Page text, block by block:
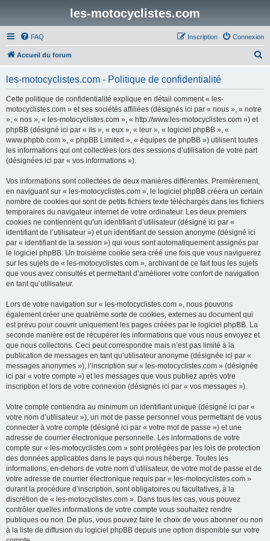
les-motocyclistes.com
FAQ Connexion
Inscription
Accueil du forum
les-motocyclistes.com - Politique de confidentialité
Cette politique de confidentialité explique en détail comment « les-
motocyclistes.com » et ses sociétés affiliées (désignés ici par « nous », « notre
», « nos », « les-motocyclistes.com », « http://www.les-motocyclistes.com ») et
phpBB (désigné ici par « ils », « eux », « leur », « logiciel phpBB », «
www.phpbb.com », « phpBB Limited », « équipes de phpBB ») utilisent toutes
les informations qui ont collectées lors des sessions d’utilisation de votre part
(désignées ici par « vos informations »).
Vos informations sont collectées de deux manières différentes. Premièrement,
en naviguant sur « les-motocyclistes.com », le logiciel phpBB créera un certain
nombre de cookies qui sont de petits fichiers texte téléchargés dans les fichiers
temporaires du navigateur internet de votre ordinateur. Les deux premiers
cookies ne contiennent qu’un identifiant d’utilisateur (désigné ici par «
identifiant de l’utilisateur ») et un identifiant de session anonyme (désigné ici
par « identifiant de la session ») qui vous sont automatiquement assignés par
le logiciel phpBB. Un troisième cookie sera créé une fois que vous naviguerez
sur les sujets de « les-motocyclistes.com », archivant de ce fait tous les sujets
que vous avez consultés et permettant d’améliorer votre confort de navigation
en tant qu’utilisateur.
Lors de votre navigation sur « les-motocyclistes.com », nous pouvons
également créer une quatrième sorte de cookies, externes au document qui
est prévu pour couvrir uniquement les pages créées par le logiciel phpBB. La
seconde manière est de récupérer les informations que vous nous envoyez et
que nous collectons. Ceci peut correspondre mais n’est pas limité à la
publication de messages en tant qu’utilisateur anonyme (désignée ici par «
messages anonymes »), l’inscription sur « les-motocyclistes.com » (désignée
ici par « votre compte ») et les messages que vous publiez après votre
inscription et lors de votre connexion (désignés ici par « vos messages »).
Votre compte contiendra au minimum un identifiant unique (désigné ici par «
votre nom d’utilisateur »), un mot de passe personnel vous permettant de vous
connecter à votre compte (désigné ici par « votre mot de passe ») et une
adresse de courrier électronique personnelle. Les informations de votre
compte sur « les-motocyclistes.com » sont protégées par les lois de protection
des données applicables dans le pays qui nous héberge. Toutes les
informations, en-dehors de votre nom d’utilisateur, de votre mot de passe et de
votre adresse de courrier électronique requis par « les-motocyclistes.com »
durant la procédure d’inscription, sont obligatoires ou facultatives, à la
discrétion de « les-motocyclistes.com ». Dans tous les cas, vous pouvez
contrôler quelles informations de votre compte vous souhaitez rendre
publiques ou non. De plus, vous pouvez faire le choix de vous abonner ou non
à la liste de diffusion du logiciel phpBB depuis une option disponible sur votre